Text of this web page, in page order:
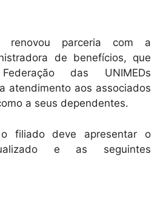
renovou parceria com a
de benefícios, que
das UNIMEDs
atendimento aos associados
a seus dependentes.
o filiado deve apresentar o
e as seguintes